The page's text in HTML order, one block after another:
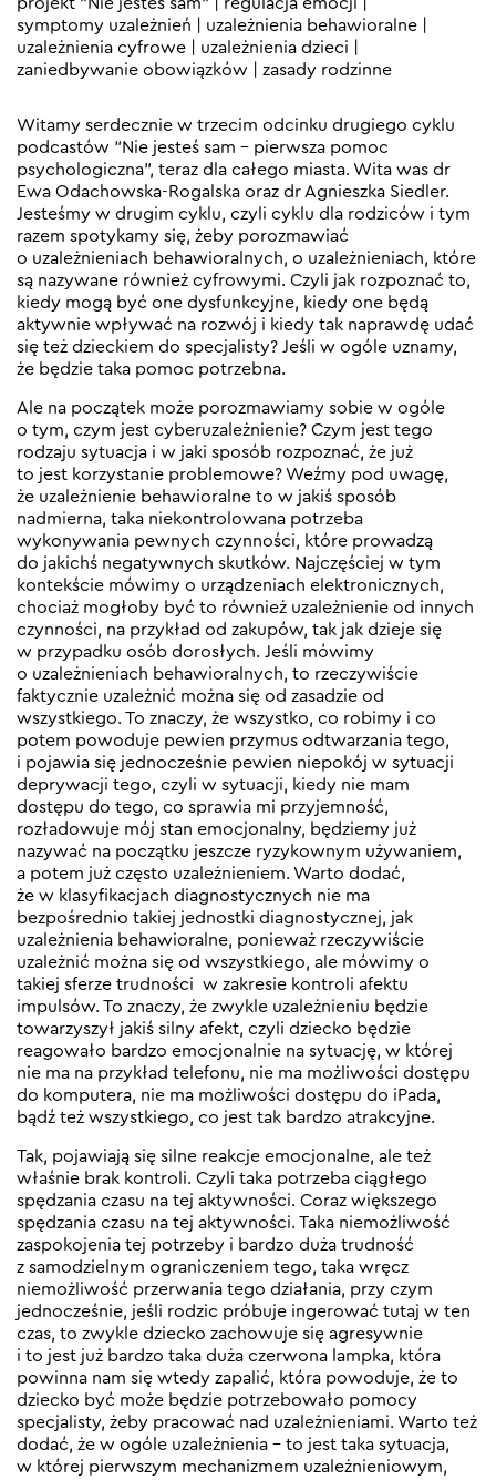
symptomy uzależnień
uzależnienia behawioralne
uzależnienia cyfrowe
uzależnienia dzieci
zaniedbywanie obowiązków
zasady rodzinne
Witamy serdecznie w trzecim odcinku drugiego cyklu
podcastów “Nie jesteś sam – pierwsza pomoc
psychologiczna”, teraz dla całego miasta. Wita was dr
Ewa Odachowska-Rogalska oraz dr Agnieszka Siedler.
Jesteśmy w drugim cyklu, czyli cyklu dla rodziców i tym
razem spotykamy się, żeby porozmawiać
o uzależnieniach behawioralnych, o uzależnieniach, które
są nazywane również cyfrowymi. Czyli jak rozpoznać to,
kiedy mogą być one dysfunkcyjne, kiedy one będą
aktywnie wpływać na rozwój i kiedy tak naprawdę udać
się też dzieckiem do specjalisty? Jeśli w ogóle uznamy,
że będzie taka pomoc potrzebna.
Ale na początek może porozmawiamy sobie w ogóle
o tym, czym jest cyberuzależnienie? Czym jest tego
rodzaju sytuacja i w jaki sposób rozpoznać, że już
to jest korzystanie problemowe? Weźmy pod uwagę,
że uzależnienie behawioralne to w jakiś sposób
nadmierna, taka niekontrolowana potrzeba
wykonywania pewnych czynności, które prowadzą
do jakichś negatywnych skutków. Najczęściej w tym
kontekście mówimy o urządzeniach elektronicznych,
chociaż mogłoby być to również uzależnienie od innych
czynności, na przykład od zakupów, tak jak dzieje się
w przypadku osób dorosłych. Jeśli mówimy
o uzależnieniach behawioralnych, to rzeczywiście
faktycznie uzależnić można się od zasadzie od
wszystkiego. To znaczy, że wszystko, co robimy i co
potem powoduje pewien przymus odtwarzania tego,
i pojawia się jednocześnie pewien niepokój w sytuacji
deprywacji tego, czyli w sytuacji, kiedy nie mam
dostępu do tego, co sprawia mi przyjemność,
rozładowuje mój stan emocjonalny, będziemy już
nazywać na początku jeszcze ryzykownym używaniem,
a potem już często uzależnieniem. Warto dodać,
że w klasyfikacjach diagnostycznych nie ma
bezpośrednio takiej jednostki diagnostycznej, jak
uzależnienia behawioralne, ponieważ rzeczywiście
uzależnić można się od wszystkiego, ale mówimy o
takiej sferze trudności w zakresie kontroli afektu
impulsów. To znaczy, że zwykle uzależnieniu będzie
towarzyszył jakiś silny afekt, czyli dziecko będzie
reagowało bardzo emocjonalnie na sytuację, w której
nie ma na przykład telefonu, nie ma możliwości dostępu
do komputera, nie ma możliwości dostępu do iPada,
bądź też wszystkiego, co jest tak bardzo atrakcyjne.
Tak, pojawiają się silne reakcje emocjonalne, ale też
właśnie brak kontroli. Czyli taka potrzeba ciągłego
spędzania czasu na tej aktywności. Coraz większego
spędzania czasu na tej aktywności. Taka niemożliwość
zaspokojenia tej potrzeby i bardzo duża trudność
z samodzielnym ograniczeniem tego, taka wręcz
niemożliwość przerwania tego działania, przy czym
jednocześnie, jeśli rodzic próbuje ingerować tutaj w ten
czas, to zwykle dziecko zachowuje się agresywnie
i to jest już bardzo taka duża czerwona lampka, która
powinna nam się wtedy zapalić, która powoduje, że to
dziecko być może będzie potrzebowało pomocy
specjalisty, żeby pracować nad uzależnieniami. Warto też
dodać, że w ogóle uzależnienia – to jest taka sytuacja,
w której pierwszym mechanizmem uzależnieniowym,